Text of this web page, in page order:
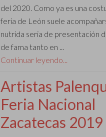
del 2020. Como ya es una
feria de León suele
nutrida seria de presentación
de fama tanto en ...
Continuar leyendo...
Artistas
Feria Nacional
Zacatecas 2019